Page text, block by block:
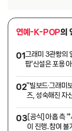
연예-K-POP의
01그래미 3관왕의
팝'신설은 포용
02"빌보드·그래미
즈, 성숙해진 자
03[공식] 아홉 측
이 진행..참여